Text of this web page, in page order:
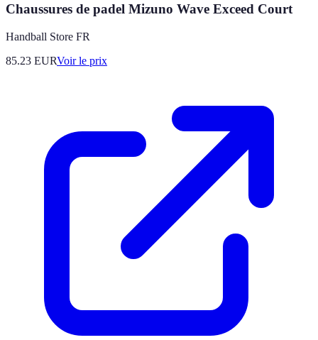
Chaussures de padel Mizuno Wave Exceed Court
Handball Store FR
85.23 EURVoir le prix